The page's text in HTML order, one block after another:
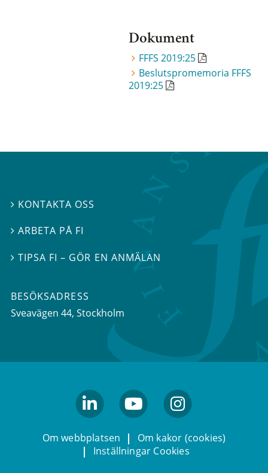
Dokument
FFFS 2019:25
Beslutspromemoria FFFS
2019:25
 KONTAKTA OSS
ARBETA PÅ FI
TIPSA FI – GÖR EN ANMÄLAN
BESÖKSADRESS
Sveavägen 44, Stockholm
Om webbplatsen
Om kakor (cookies)
Inställningar Cookies